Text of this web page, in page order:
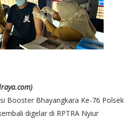
Booster Bhayangkara Ke-76 Polsek
digelar di RPTRA Nyiur